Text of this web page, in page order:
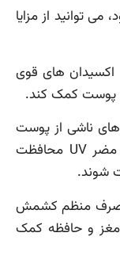
توانید از مزایا
اکسیدان های قوی
پوست کمک کند.
های ناشی از پوست
خشک، چروک و آسیب های اشعه های مضر UV محافظت
شوند.
مصرف منظم کشمش
مغز و حافظه کمک